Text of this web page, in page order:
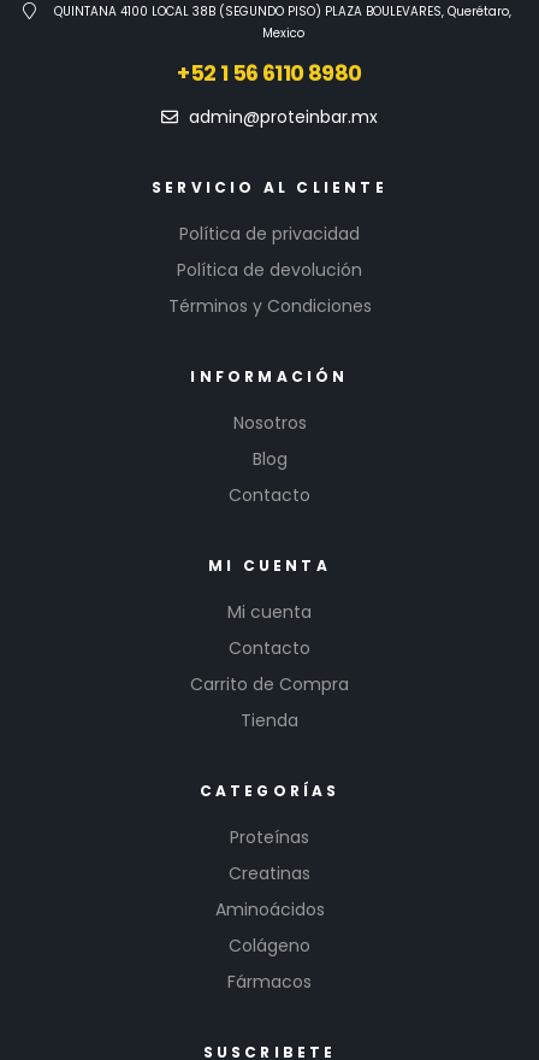
QUINTANA 4100 LOCAL 38B (SEGUNDO PISO) PLAZA BOULEVARES, Querétaro,
Mexico
+52 1 56 6110 8980
admin@proteinbar.mx
SERVICIO AL CLIENTE
Política de privacidad
Política de devolución
Términos y Condiciones
INFORMACIÓN
Nosotros
Blog
Contacto
MI CUENTA
Mi cuenta
Contacto
Carrito de Compra
Tienda
CATEGORÍAS
Proteínas
Creatinas
Aminoácidos
Colágeno
Fármacos
SUSCRIBETE